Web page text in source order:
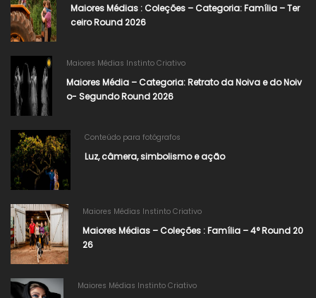
Maiores Médias : Coleções – Categoria: Família – Ter
ceiro Round 2026
Maiores Médias Instinto Criativo
Maiores Média – Categoria: Retrato da Noiva e do Noiv
o- Segundo Round 2026​
Conteúdo para fotógrafos
Luz, câmera, simbolismo e ação
Maiores Médias Instinto Criativo
Maiores Médias – Coleções : Família – 4° Round 20
26
Maiores Médias Instinto Criativo